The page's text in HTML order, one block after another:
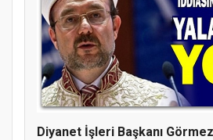
Diyanet İşleri Başkanı